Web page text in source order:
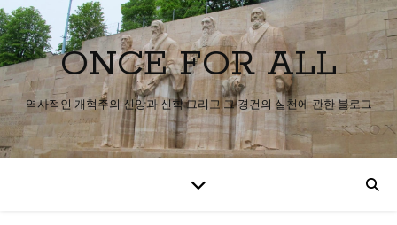
ONCE FOR ALL
역사적인 개혁주의 신앙과 신학 그리고 그 경건의 실천에 관한 블로그